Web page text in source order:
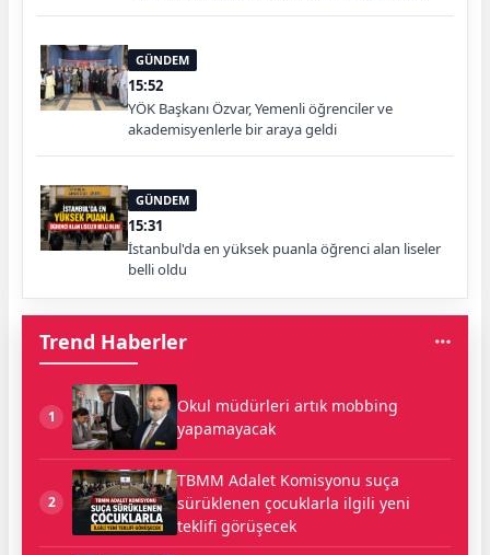
GÜNDEM
15:52
YÖK Başkanı Özvar, Yemenli öğrenciler ve
akademisyenlerle bir araya geldi
GÜNDEM
15:31
İstanbul'da en yüksek puanla öğrenci alan liseler
belli oldu
Trend Haberler
1
Okul müdürleri artık mobbing
yapamayacak
2
TBMM Adalet Komisyonu suça
sürüklenen çocuklarla ilgili yeni
teklifi görüşecek